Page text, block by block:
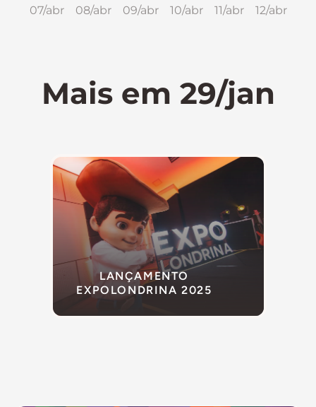
07/abr
08/abr 09/abr 10/abr 11/abr 12/abr
Mais em 29/jan
LANÇAMENTO
EXPOLONDRINA 2025